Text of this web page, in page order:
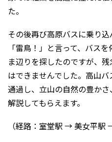
た。
その後再び高原バスに乗り
「雷鳥！」と言って、バス
ま辺りを探したのですが、
はできませんでした。高山
通過し、立山の自然の豊かさ
解説してもらえます。
（経路：室堂駅 → 美女平駅